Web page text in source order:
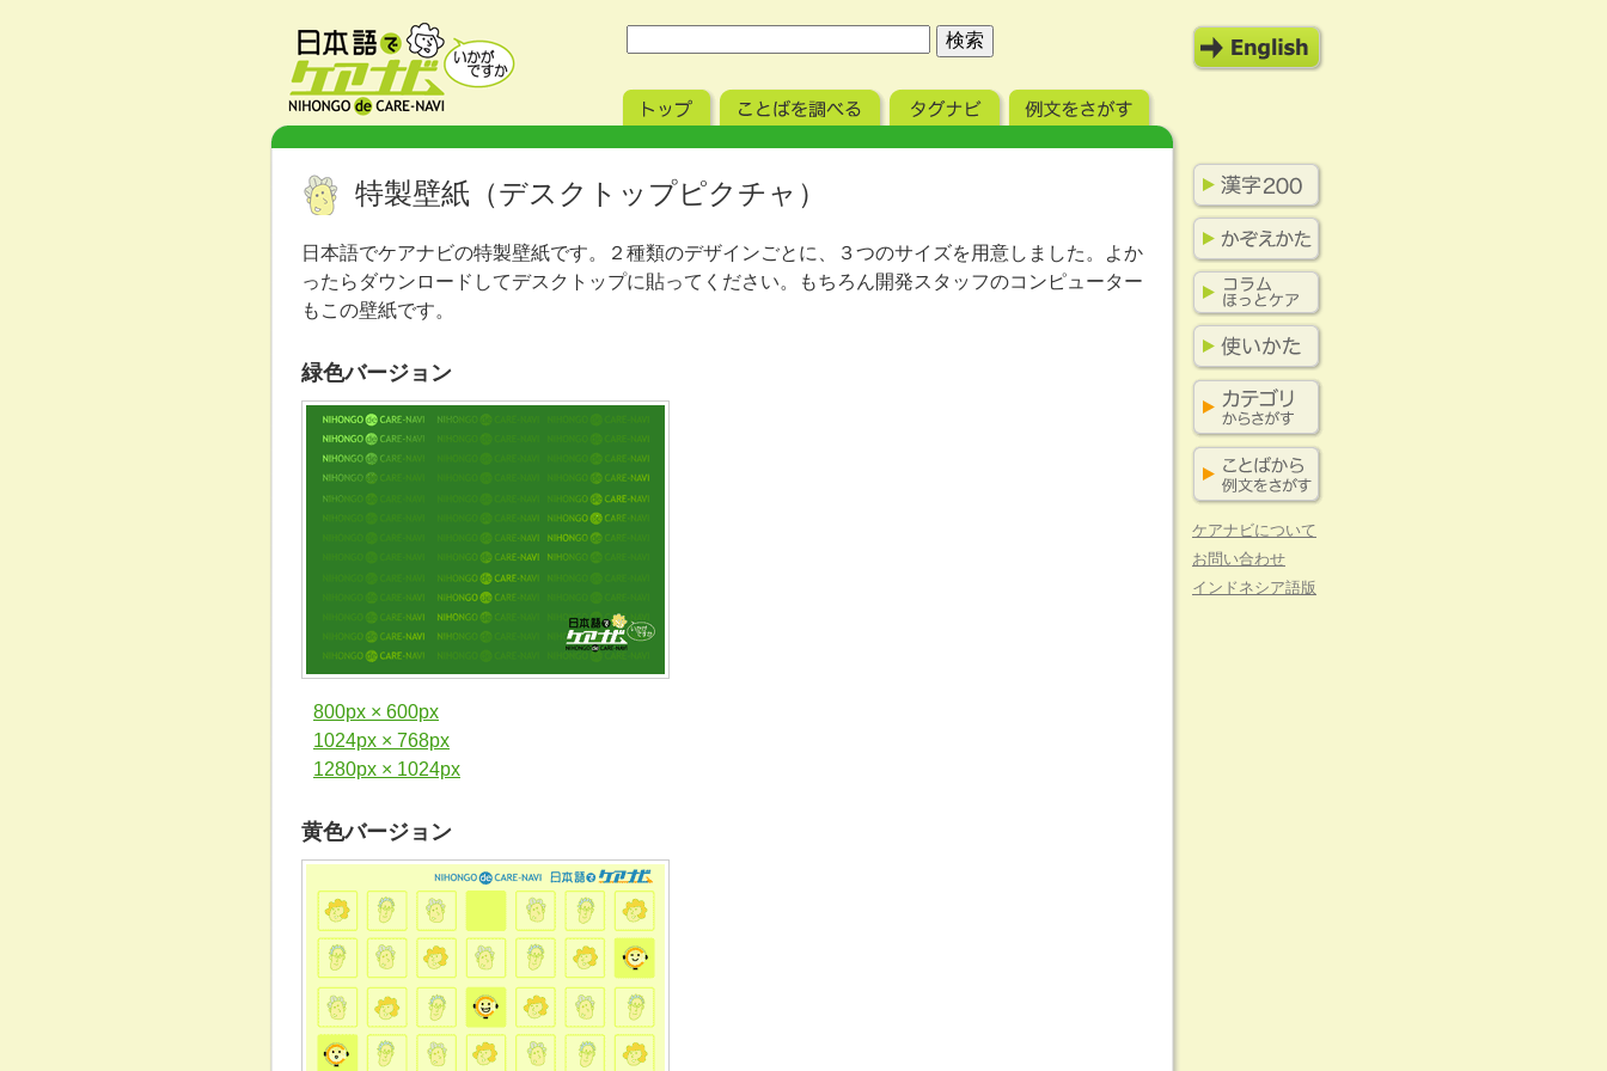
特製壁紙（デスクトップピクチャ）
日本語でケアナビの特製壁紙です。２種類のデザインごとに、３つのサイズを用意しました。よか
ったらダウンロードしてデスクトップに貼ってください。もちろん開発スタッフのコンピューター
もこの壁紙です。
緑色バージョン
800px × 600px
1024px × 768px
1280px × 1024px
黄色バージョン
ケアナビについて
お問い合わせ
インドネシア語版